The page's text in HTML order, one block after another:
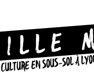
CULTURE EN SOUS-SOL À